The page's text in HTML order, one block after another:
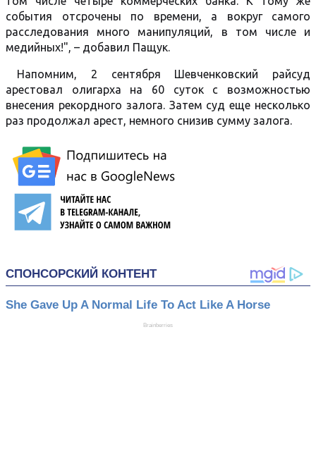
события отсрочены по времени, а вокруг самого
расследования много манипуляций, в том числе и
медийных!", – добавил Пащук.
Напомним, 2 сентября Шевченковский райсуд
арестовал олигарха на 60 суток с возможностью
внесения рекордного залога. Затем суд еще несколько
раз продолжал арест, немного снизив сумму залога.